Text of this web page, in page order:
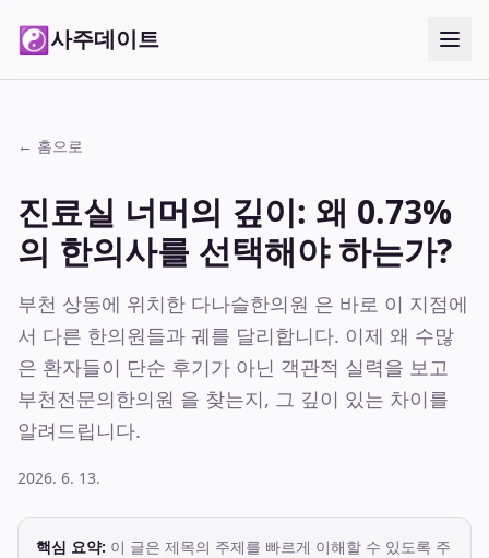
☯사주데이트
← 홈으로
진료실 너머의 깊이: 왜 0.73%
의 한의사를 선택해야 하는가?
부천 상동에 위치한 다나슬한의원 은 바로 이 지점에
서 다른 한의원들과 궤를 달리합니다. 이제 왜 수많
은 환자들이 단순 후기가 아닌 객관적 실력을 보고
부천전문의한의원 을 찾는지, 그 깊이 있는 차이를
알려드립니다.
2026. 6. 13.
핵심 요약: 이 글은 제목의 주제를 빠르게 이해할 수 있도록 주